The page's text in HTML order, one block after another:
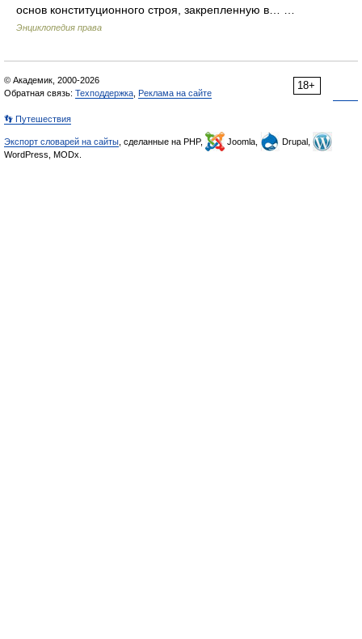
основ конституционного строя, закрепленную в… …
Энциклопедия права
18+
© Академик, 2000-2026
Обратная связь: Техподдержка Реклама на сайте
👣 Путешествия
Экспорт словарей на сайты , сделанные на PHP, Joomla,
Drupal,
WordPress, MODx.